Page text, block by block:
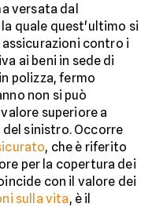
versata dal
quale quest'ultimo si
assicurazioni contro i
ai beni in sede di
polizza, fermo
non si può
superiore a
sinistro. Occorre
, che è riferito
per la copertura dei
con il valore dei
sulla vita, è il